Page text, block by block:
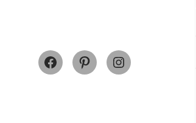
Facebook
PinterestInstagram